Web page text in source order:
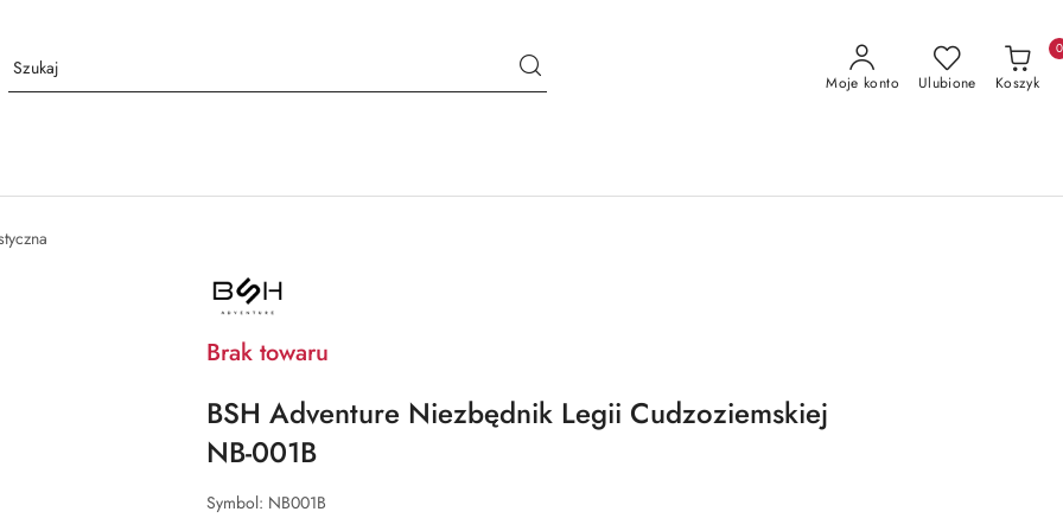
Moje konto Ulubione Koszyk
0
NAZWA
PRODUCENTA:
BSH
Brak towaru
BSH Adventure Niezbędnik Legii Cudzoziemskiej
NB-001B
Symbol: NB001B